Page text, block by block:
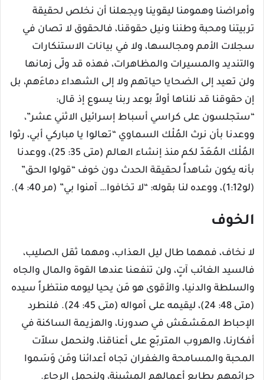
وأمراضنا وهمومنا ليقوينا ويجعلنا أن نخلص لحقيقة
تربيتنا ومحبة وطننا ونيل حقوقنا، فالحقوق لا تصان في
سجلات الأمم ومجالسها، ولا في بيانات الاستنكارات
والتنديد والمسيرات والمظاهرات، فهذه قد ولّى زمانها
ولن تعيد إلى الضحايا حياتهم ولا إلى الشهداء دماءَهم، بل
إن حقوقنا قد نلناها أولاً بوعد ربنا يسوع إذ قال:
“ستجلسون على كراسي أسباط إسرائيل الاثني عشر”،
ووعدنا بأن نرث المُلْك السماوي “تعالوا يا مباركي أبي، رثوا
المُلْك المُعَدّ لكم منذ إنشاء العالم (متى 35: 25)، ووعدنا
بأنه يكون شاهداً لحقيقة الحدث دون خوف “قولوا الحق”
(لو1:12)، ووعده لنا بقوله: “لا تخافوا… آمنوا بي” (مر 40: 4).
الخوف
لا نخاف، فمهما طال ليل العذاب، ومهما ثقل الصليب،
فالسيد الغائب آتٍ، ولن تنفعنا عندها القوة والمال والجاه
والسلطة والدنيا، والأقوى هو مَن يحيا ليومه منتظراً سيده
(متى 48: 24)، ليقيمه على أمواله (متى 45: 24). فلنطرد
الإحباط المعَشعَش في صدورنا، والهزيمة الساكنة في
أفكارنا، والهروب المتربّع على أعناقنا، ولنحمل سلاّت
المحبة والمسامحة والغفران تجاه أعدائنا ومَن وَسَموا
جرائمهم بطابع أعمالهم المشينة، ولنحمل الرجاء.